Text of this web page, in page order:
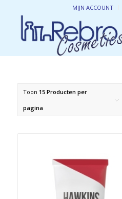
MIJN ACCOUNT
Toon 15 Producten per
pagina